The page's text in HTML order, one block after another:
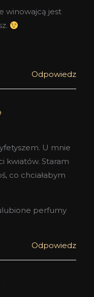
winowajcą jest
Odpowiedz
U mnie
kwiatów. Staram
co chciałabym
perfumy
Odpowiedz